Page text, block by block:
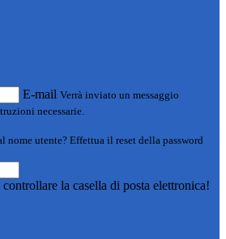
E-mail Verrà inviato un messaggio
necessarie.
nome utente? Effettua il reset della password
la casella di posta elettronica!